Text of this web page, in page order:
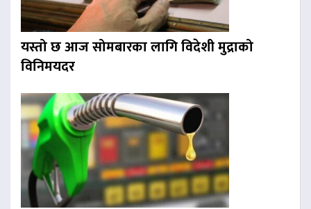
यस्तो छ आज सोमबारका लागि विदेशी मुद्राको
विनिमयदर